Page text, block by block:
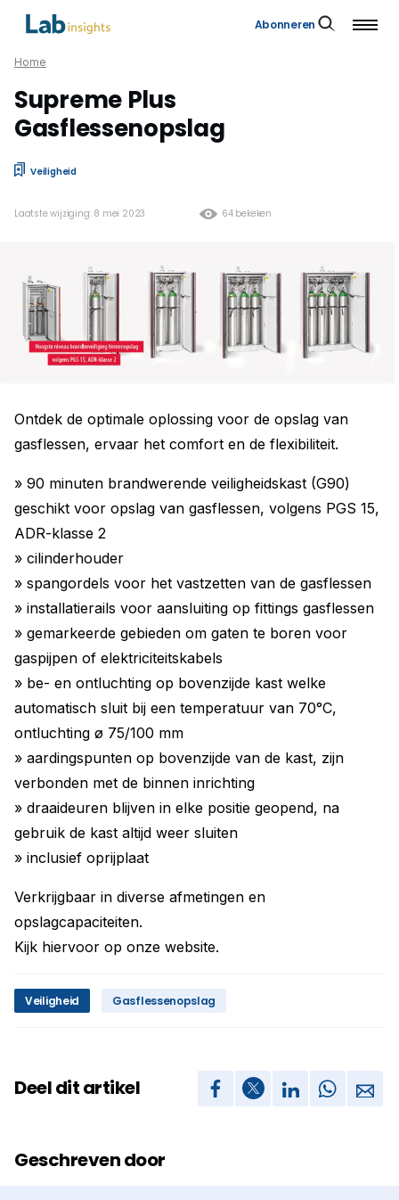
Abonneren
Home
Supreme Plus
Gasflessenopslag
Veiligheid
64 bekeken
Laatste wijziging: 8 mei 2023
Ontdek de optimale oplossing voor de opslag van
gasflessen, ervaar het comfort en de flexibiliteit.
» 90 minuten brandwerende veiligheidskast (G90)
geschikt voor opslag van gasflessen, volgens PGS 15,
ADR-klasse 2
» cilinderhouder
» spangordels voor het vastzetten van de gasflessen
» installatierails voor aansluiting op fittings gasflessen
» gemarkeerde gebieden om gaten te boren voor
gaspijpen of elektriciteitskabels
» be- en ontluchting op bovenzijde kast welke
automatisch sluit bij een temperatuur van 70°C,
ontluchting ø 75/100 mm
» aardingspunten op bovenzijde van de kast, zijn
verbonden met de binnen inrichting
» draaideuren blijven in elke positie geopend, na
gebruik de kast altijd weer sluiten
» inclusief oprijplaat
Verkrijgbaar in diverse afmetingen en
opslagcapaciteiten.
Kijk hiervoor op onze website.
Veiligheid Gasflessenopslag
Deel dit artikel
Geschreven door